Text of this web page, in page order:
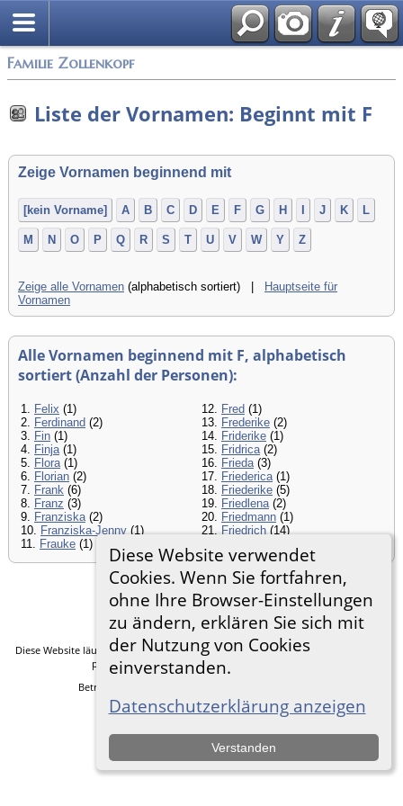
Familie Zollenkopf
Diese Website verwendet
Cookies. Wenn Sie fortfahren,
ohne Ihre Browser-Einstellungen
zu ändern, erklären Sie sich mit
der Nutzung von Cookies
einverstanden.
Datenschutzerklärung anzeigen
Verstanden
Liste der Vornamen: Beginnt mit F
Zeige Vornamen beginnend mit
[kein Vorname] A B C D E F G H I J K L
M N O P Q R S T U V W Y Z
Zeige alle Vornamen (alphabetisch sortiert) |
Hauptseite für
Vornamen
Alle Vornamen beginnend mit F, alphabetisch
sortiert (Anzahl der Personen):
1. Felix (1)
2. Ferdinand (2)
3. Fin (1)
4. Finja(1)
5. Flora(1)
6. Florian (2)
7. Frank (6)
8. Franz (3)
9. Franziska(2)
10. Franziska-Jenny(1)
11. Frauke (1)
12. Fred (1)
13. Frederike (2)
14. Friderike (1)
15. Fridrica(2)
16. Frieda(3)
17. Friederica(1)
18. Friederike (5)
19. Friedlena(2)
20. Friedmann (1)
21.Friedrich(14)
Zur Desktop-Webseite wechseln
Diese Website läuft mitThe Next Generation of Genealogy Sitebuilding
programmiert von Darrin Lythgoe © 2001-2026.
Betreut von